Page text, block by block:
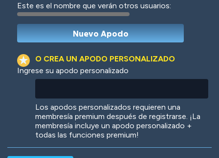
Woof Jungle Cats
Este es el nombre que verán otros usuarios:
O CREA UN APODO PERSONALIZADO
Ingrese su apodo personalizado
Los apodos personalizados requieren una
membresía premium después de registrarse. ¡La
membresía incluye un apodo personalizado +
todas las funciones premium!